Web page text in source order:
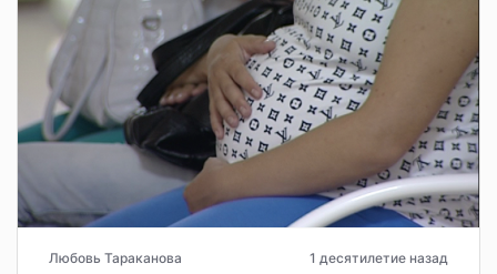
Любовь Тараканова 1 десятилетие назад